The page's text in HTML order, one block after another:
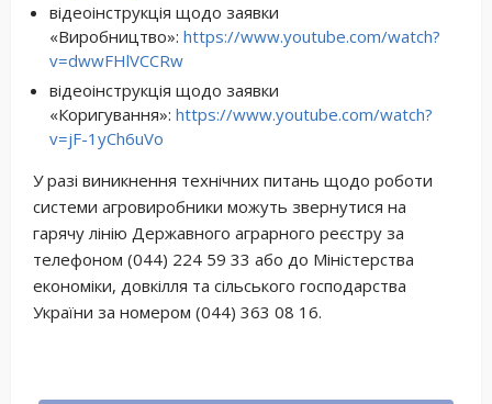
відеоінструкція щодо заявки
«Виробництво»: https://www.youtube.com/watch?
v=dwwFHlVCCRw
відеоінструкція щодо заявки
«Коригування»: https://www.youtube.com/watch?
v=jF-1yCh6uVo
У разі виникнення технічних питань щодо роботи
системи агровиробники можуть звернутися на
гарячу лінію Державного аграрного реєстру за
телефоном (044) 224 59 33 або до Міністерства
економіки, довкілля та сільського господарства
України за номером (044) 363 08 16.